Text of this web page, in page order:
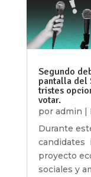
Segundo
pantalla del
tristes
votar.
por admin
Durante
candidates
proyecto
sociales y